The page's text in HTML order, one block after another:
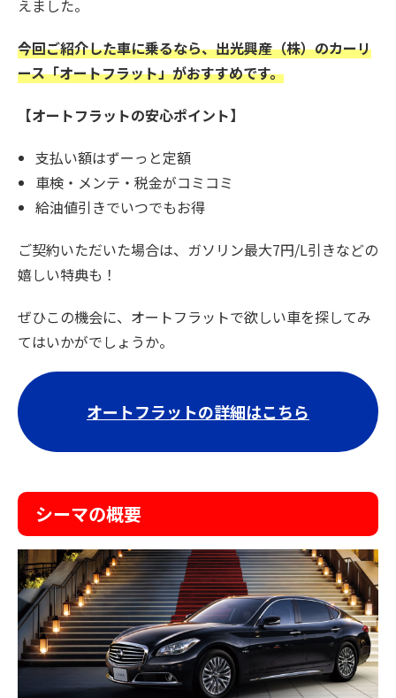
えました。
今回ご紹介した車に乗るなら、出光興産（株）のカーリ
ース「オートフラット」がおすすめです。
【オートフラットの安心ポイント】
支払い額はずーっと定額
車検・メンテ・税金がコミコミ
給油値引きでいつでもお得
ご契約いただいた場合は、ガソリン最大7円/L引きなどの
嬉しい特典も！
ぜひこの機会に、オートフラットで欲しい車を探してみ
てはいかがでしょうか。
オートフラットの詳細はこちら
シーマの概要